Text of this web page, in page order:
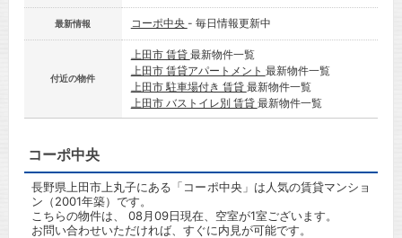
最新情報 コーポ中央 - 毎日情報更新中
付近の物件
上田市 賃貸 最新物件一覧
上田市 賃貸アパートメント 最新物件一覧
上田市 駐車場付き 賃貸 最新物件一覧
上田市 バストイレ別 賃貸 最新物件一覧
コーポ中央
長野県上田市上丸子にある「コーポ中央」は人気の賃貸マンショ
ン（2001年築）です。
こちらの物件は、 08月09日現在、空室が1室ございます。
お問い合わせいただければ、すぐに内見が可能です。